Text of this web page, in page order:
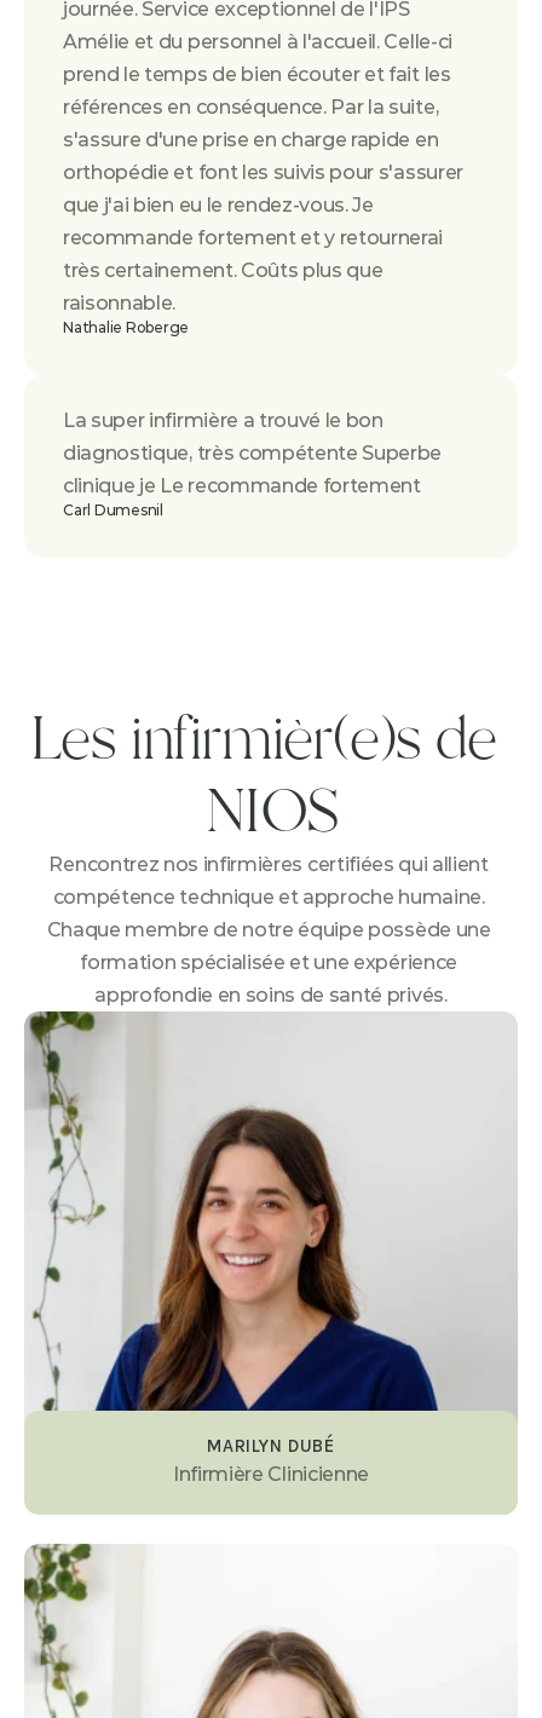
La super infirmière a trouvé le bon
diagnostique, très compétente Superbe
clinique je Le recommande fortement
Carl Dumesnil
journée. Service exceptionnel de l'IPS
Amélie et du personnel à l'accueil. Celle-ci
prend le temps de bien écouter et fait les
références en conséquence. Par la suite,
s'assure d'une prise en charge rapide en
orthopédie et font les suivis pour s'assurer
que j'ai bien eu le rendez-vous. Je
recommande fortement et y retournerai
très certainement. Coûts plus que
raisonnable.
Nathalie Roberge
Les infirmièr(e)s de
NIOS
Rencontrez nos infirmières certifiées qui allient
compétence technique et approche humaine.
Chaque membre de notre équipe possède une
formation spécialisée et une expérience
approfondie en soins de santé privés.
MARILYN DUBÉ
Infirmière Clinicienne